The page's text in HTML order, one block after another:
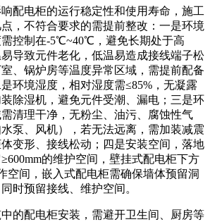
配电柜的运行稳定性和使用寿命，施工
，不符合要求的需提前整改：一是环境
控制在-5℃~40℃，避免长期处于高
导致元件老化，低温易造成接线端子松
、锅炉房等温度异常区域，需提前配备
环境湿度，相对湿度需≤85%，无凝露
除湿机，避免元件受潮、漏电；三是环
清理干净，无粉尘、油污、腐蚀性气
泵、风机），若无法远离，需加装减震
变形、接线松动；四是安装空间，落地
的维护空间，壁挂式配电柜下方
空间，嵌入式配电柜需确保墙体预留洞
时预留接线、维护空间。
的配电柜安装，需避开卫生间、厨房等